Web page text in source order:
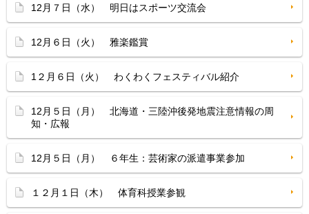
12月７日（水） 明日はスポーツ交流会
12月６日（火） 雅楽鑑賞
1２月６日（火） わくわくフェスティバル紹介
12月５日（月） 北海道・三陸沖後発地震注意情報の周
知・広報
12月５日（月） ６年生：芸術家の派遣事業参加
１２月１日（木） 体育科授業参観